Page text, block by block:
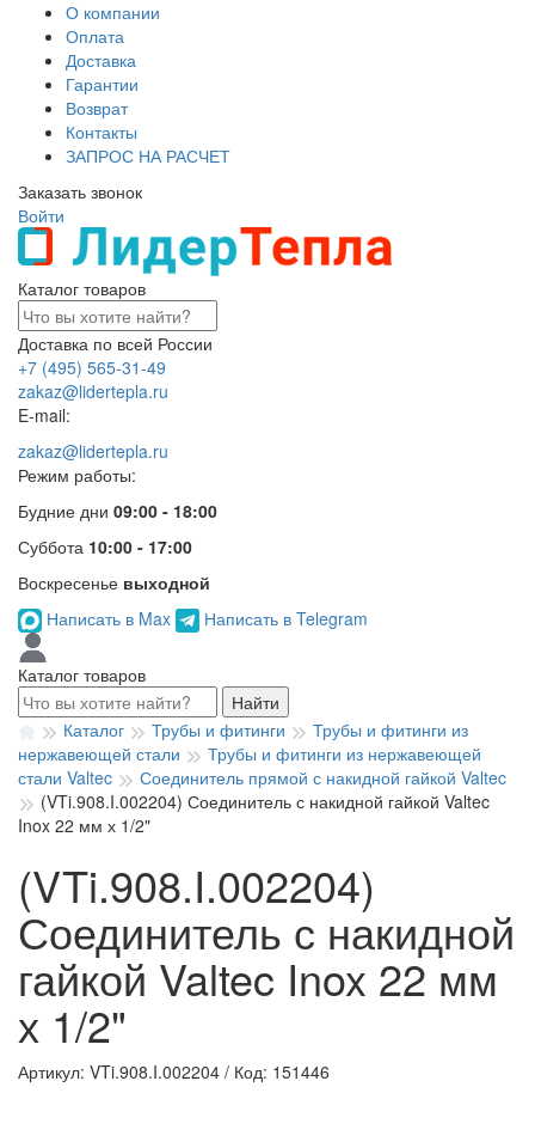
О компании
Оплата
Доставка
Гарантии
Возврат
Контакты
ЗАПРОС НА РАСЧЕТ
Заказать звонок
Войти
Каталог товаров
Доставка по всей России
+7 (495) 565-31-49
zakaz@lidertepla.ru
E-mail:
zakaz@lidertepla.ru
Режим работы:
Будние дни 09:00 - 18:00
Суббота 10:00 - 17:00
Воскресенье выходной
Написать в Max
Написать в Telegram
Каталог товаров
Найти
Каталог
Трубы и фитинги
Трубы и фитинги из
нержавеющей стали
Трубы и фитинги из нержавеющей
стали Valtec
Соединитель прямой с накидной гайкой Valtec
(VTi.908.I.002204) Соединитель с накидной гайкой Valtec
Inox 22 мм х 1/2"
(VTi.908.I.002204)
Соединитель с накидной
гайкой Valtec Inox 22 мм
х 1/2"
Артикул: VTi.908.I.002204 / Код: 151446